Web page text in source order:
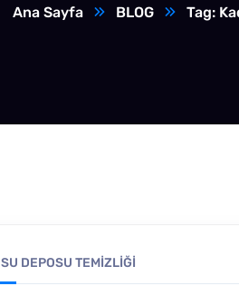
Ana Sayfa BLOG Tag:
SU DEPOSU TEMIZLIĞI